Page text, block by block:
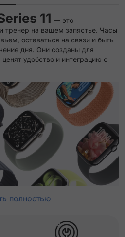
11 — это
тренер на вашем запястье. Часы
оставаться на связи и быть
дня. Они созданы для
удобство и интеграцию с
полностью